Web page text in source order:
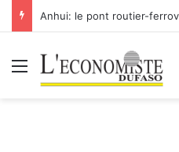
Menu